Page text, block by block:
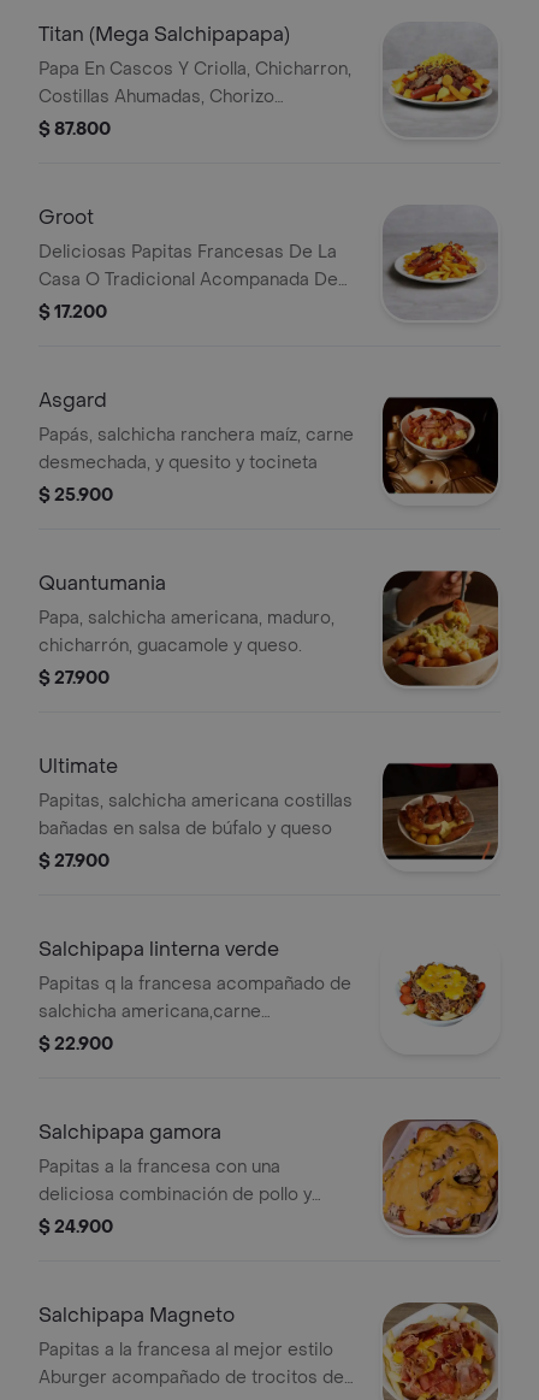
Titan (Mega Salchipapapa)
Papa En Cascos Y Criolla, Chicharron,
Costillas Ahumadas, Chorizo
Salchicha Americana, Carne Y Pollo
$ 87.800
Groot
Deliciosas Papitas Francesas De La
Casa O Tradicional Acompanada De
Salchicha Americana, Tocineta
$ 17.200
Asgard
Papás, salchicha ranchera maíz, carne
desmechada, y quesito y tocineta
$ 25.900
Quantumania
Papa, salchicha americana, maduro,
chicharrón, guacamole y queso.
$ 27.900
Ultimate
Papitas, salchicha americana costillas
bañadas en salsa de búfalo y queso
$ 27.900
Salchipapa linterna verde
Papitas q la francesa acompañado de
salchicha americana,carne
desmechada bañada en ahogado
$ 22.900
Salchipapa gamora
Papitas a la francesa con una
deliciosa combinación de pollo y
carne desmechado, salchicha
$ 24.900
Salchipapa Magneto
Papitas a la francesa al mejor estilo
Aburger acompañado de trocitos de